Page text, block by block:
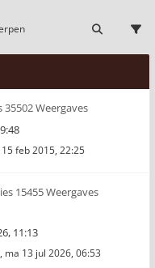
35502 Weergaves
feb 2015, 22:25
15455 Weergaves
11:13
, ma 13 jul 2026, 06:53